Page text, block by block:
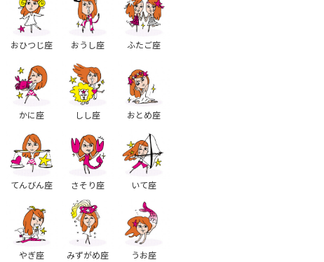
おひつじ座 おうし座 ふたご座
かに座 しし座 おとめ座
てんびん座 さそり座 いて座
やぎ座 みずがめ座 うお座